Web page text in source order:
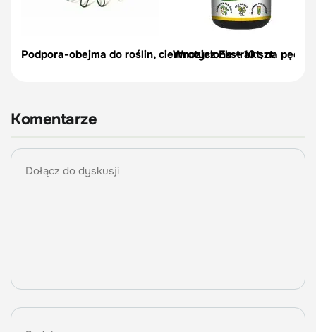
Podpora-obejma do roślin, ciemnozielona – 10 szt.
Wrotycz Ekstrakt, na
Komentarze